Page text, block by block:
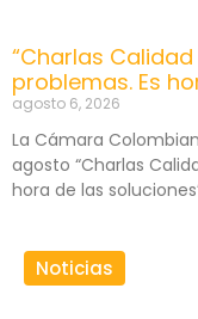
“Charlas
problemas. Es
agosto 6, 2026
La Cámara
agosto “Charlas
hora de las
Noticias